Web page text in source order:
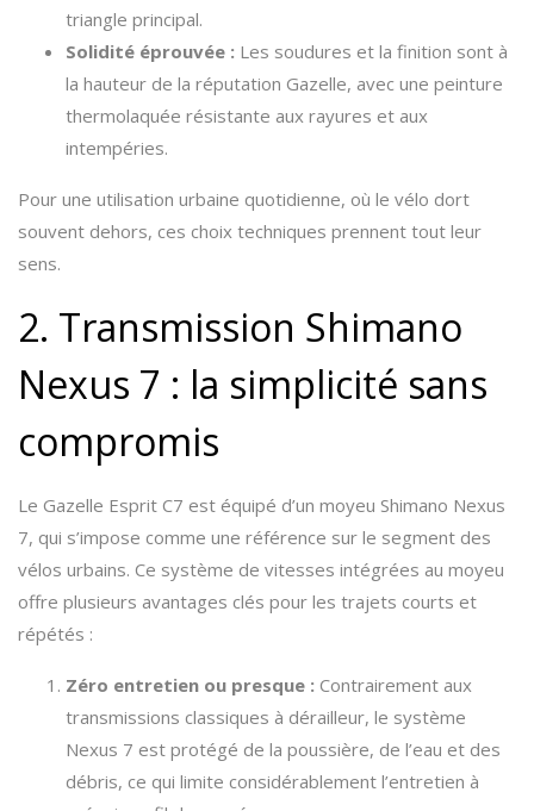
triangle principal.
Solidité éprouvée : Les soudures et la finition sont à
la hauteur de la réputation Gazelle, avec une peinture
thermolaquée résistante aux rayures et aux
intempéries.
Pour une utilisation urbaine quotidienne, où le vélo dort
souvent dehors, ces choix techniques prennent tout leur
sens.
2. Transmission Shimano
Nexus 7 : la simplicité sans
compromis
Le Gazelle Esprit C7 est équipé d’un moyeu Shimano Nexus
7, qui s’impose comme une référence sur le segment des
vélos urbains. Ce système de vitesses intégrées au moyeu
offre plusieurs avantages clés pour les trajets courts et
répétés :
Zéro entretien ou presque : Contrairement aux
transmissions classiques à dérailleur, le système
Nexus 7 est protégé de la poussière, de l’eau et des
débris, ce qui limite considérablement l’entretien à